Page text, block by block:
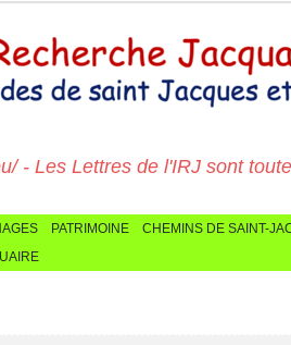
- Les Lettres de l'IRJ sont
PATRIMOINE CHEMINS DE SAINT-